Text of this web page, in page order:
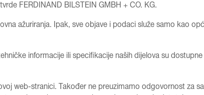
FERDINAND BILSTEIN GMBH + CO. KG.
ažuriranja. Ipak, sve objave i podaci služe samo kao
informacije ili specifikacije naših dijelova su
web-stranici. Također ne preuzimamo odgovornost za